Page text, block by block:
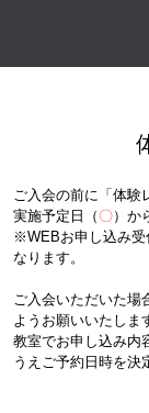
ご入会の前に「体験
実施予定日（ 〇）か
※WEBお申し込み受
なります。
ご入会いただいた場
ようお願いいたしま
教室でお申し込み内
うえご予約日時を決